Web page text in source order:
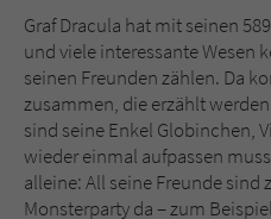
Graf Dracula hat mit seinen
und viele interessante Wesen
seinen Freunden zählen. Da
zusammen, die erzählt
sind seine Enkel Globinchen,
wieder einmal aufpassen
alleine: All seine Freunde sind
Monsterparty da – zum